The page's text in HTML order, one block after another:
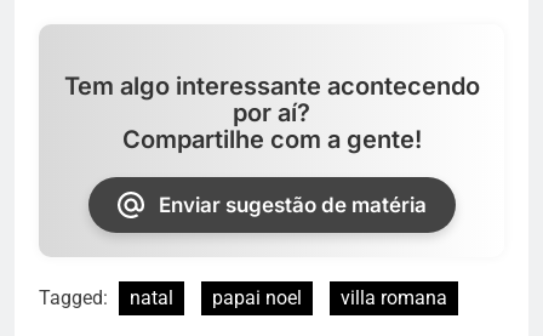
Tem algo interessante acontecendo
por aí?
Compartilhe com a gente!
Enviar sugestão de matéria
Tagged: natal papai noel villa romana